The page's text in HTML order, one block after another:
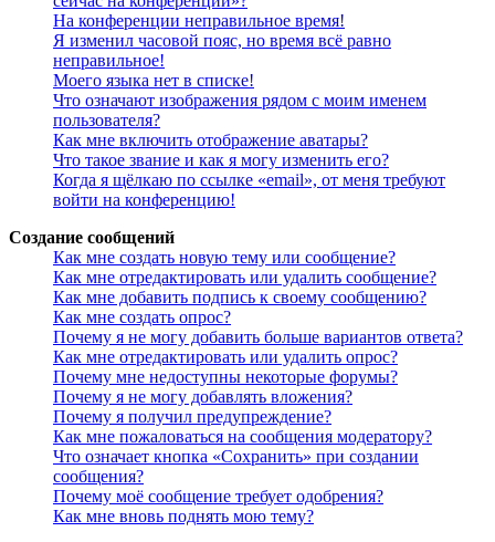
На конференции неправильное время!
Я изменил часовой пояс, но время всё равно
неправильное!
Моего языка нет в списке!
Что означают изображения рядом с моим именем
пользователя?
Как мне включить отображение аватары?
Что такое звание и как я могу изменить его?
Когда я щёлкаю по ссылке «email», от меня требуют
войти на конференцию!
Создание сообщений
Как мне создать новую тему или сообщение?
Как мне отредактировать или удалить сообщение?
Как мне добавить подпись к своему сообщению?
Как мне создать опрос?
Почему я не могу добавить больше вариантов ответа?
Как мне отредактировать или удалить опрос?
Почему мне недоступны некоторые форумы?
Почему я не могу добавлять вложения?
Почему я получил предупреждение?
Как мне пожаловаться на сообщения модератору?
Что означает кнопка «Сохранить» при создании
сообщения?
Почему моё сообщение требует одобрения?
Как мне вновь поднять мою тему?